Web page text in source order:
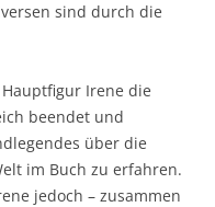
sind durch die
Irene die
beendet und
über die
im Buch zu erfahren.
jedoch – zusammen